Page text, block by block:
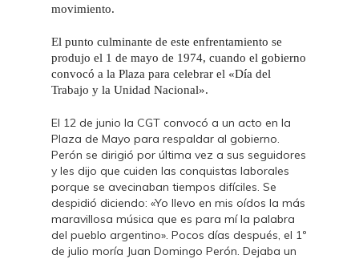
movimiento.
El punto culminante de este enfrentamiento se
produjo el 1 de mayo de 1974, cuando el gobierno
convocó a la Plaza para celebrar el «Día del
Trabajo y la Unidad Nacional».
El 12 de junio la CGT convocó a un acto en la
Plaza de Mayo para respaldar al gobierno.
Perón se dirigió por última vez a sus seguidores
y les dijo que cuiden las conquistas laborales
porque se avecinaban tiempos difíciles. Se
despidió diciendo: «Yo llevo en mis oídos la más
maravillosa música que es para mí la palabra
del pueblo argentino». Pocos días después, el 1º
de julio moría Juan Domingo Perón. Dejaba un